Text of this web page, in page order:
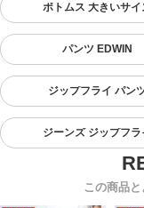
ボトムス 大きいサイ
パンツ EDWIN
ジップフライ パン
ジーンズ ジップフラ
この商品